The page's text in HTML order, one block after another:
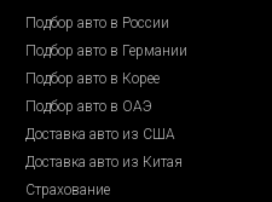
Подбор авто в России
Подбор авто в Германии
Подбор авто в Корее
Подбор авто в ОАЭ
Доставка авто из США
Доставка авто из Китая
Страхование